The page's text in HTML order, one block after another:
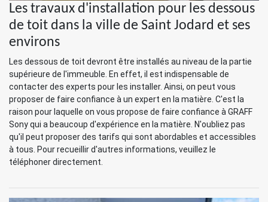
Les travaux d'installation pour les dessous
de toit dans la ville de Saint Jodard et ses
environs
Les dessous de toit devront être installés au niveau de la partie
supérieure de l'immeuble. En effet, il est indispensable de
contacter des experts pour les installer. Ainsi, on peut vous
proposer de faire confiance à un expert en la matière. C'est la
raison pour laquelle on vous propose de faire confiance à GRAFF
Sony qui a beaucoup d'expérience en la matière. N'oubliez pas
qu'il peut proposer des tarifs qui sont abordables et accessibles
à tous. Pour recueillir d'autres informations, veuillez le
téléphoner directement.